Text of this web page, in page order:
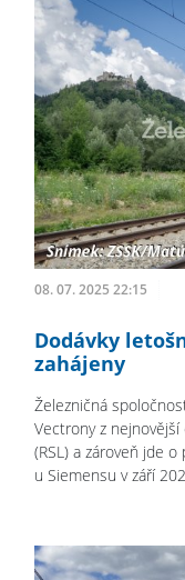
08. 07. 2025 22:15
Dodávky
zahájeny
Železničná
Vectrony z
(RSL) a zároveň jde
u Siemensu v září